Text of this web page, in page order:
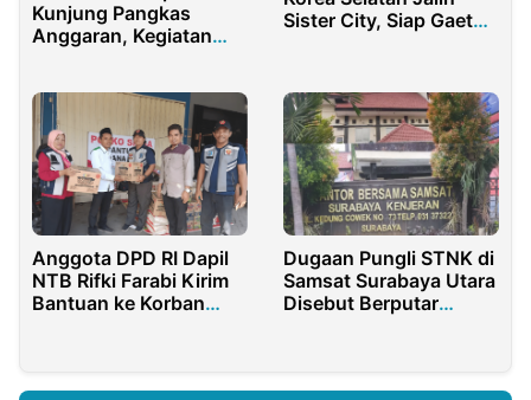
Kunjung Pangkas
Anggaran, Kegiatan
Sister City, Siap Gaet
Anggota DPD RI Dapil
NTB Rifki Farabi Kirim
Bantuan ke Korban
Dugaan Pungli STNK di
Samsat Surabaya Utara
Disebut Berputar